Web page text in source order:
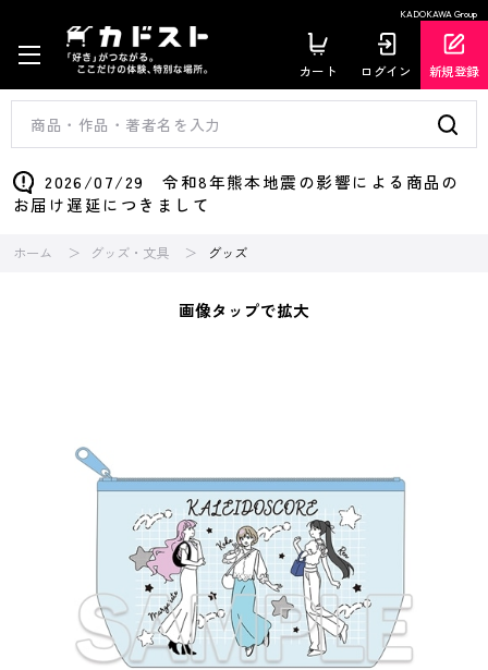
KADOKAWA Group
カート ログイン 新規登録
2026/07/29 令和8年熊本地震の影響による商品の
お届け遅延につきまして
ホーム グッズ・文具 グッズ
画像タップで拡大